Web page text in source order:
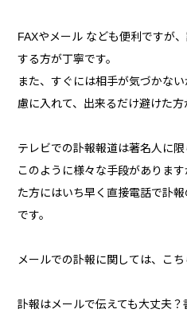
FAXやメール なども便利ですが
する方が丁寧です。
また、すぐには相手が気づかな
慮に入れて、出来るだけ避けた方
テレビでの訃報報道は著名人に限
このように様々な手段がありま
た方にはいち早く直接電話で訃
です。
メールでの訃報に関しては、こち
訃報はメールで伝えても大丈夫